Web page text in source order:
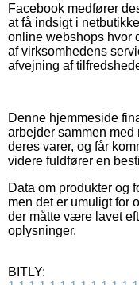
Facebook medfører
at få indsigt i
online webshops hvor
af virksomhedens
afvejning af
Denne hjemmeside
arbejder sammen
deres varer, og får
videre fuldfører en
Data om produkter og
men det er umuligt for
der måtte være lavet
oplysninger.
BITLY: